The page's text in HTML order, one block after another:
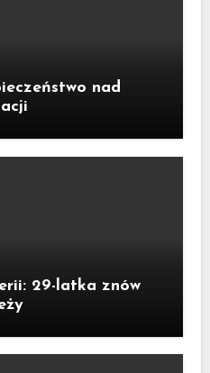
nad
29-latka znów